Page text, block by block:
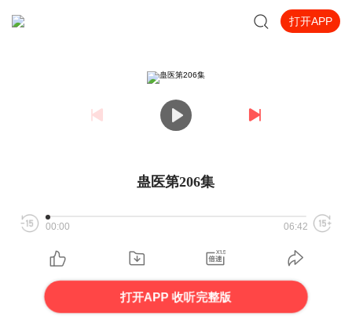
打开APP
蛊医第206集
00:00 06:42
打开APP 收听完整版